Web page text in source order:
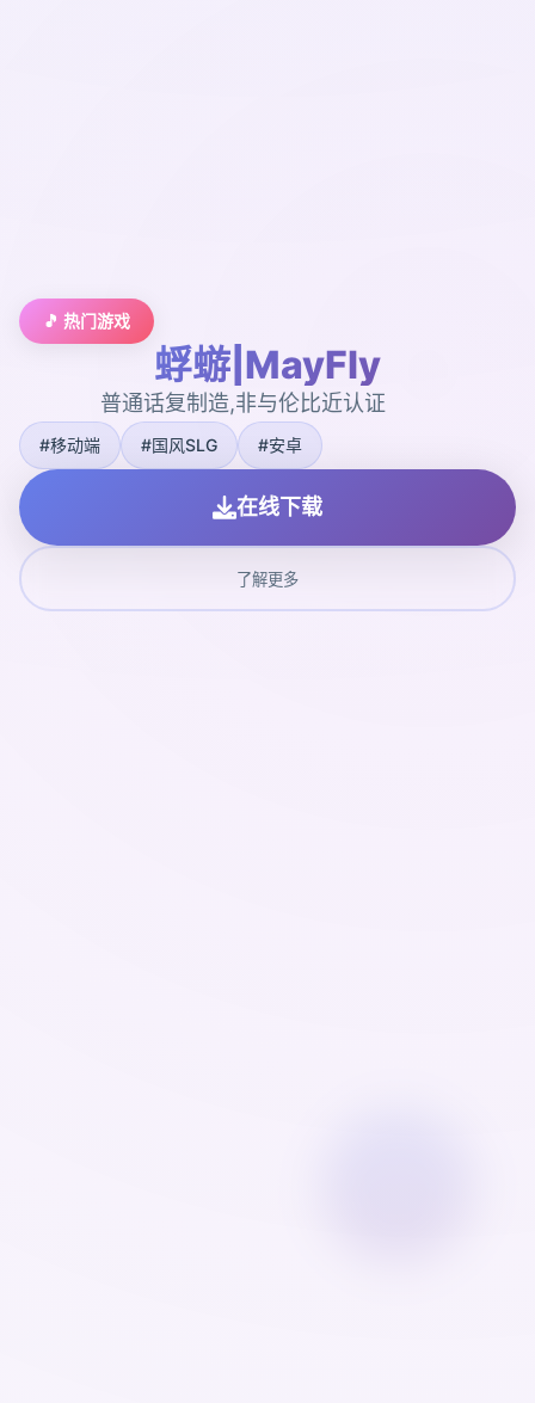
🎵 热门游戏
蜉蝣|MayFly
普通话复制造,非与伦比近认证
#移动端 #国风SLG #安卓
在线下载
了解更多